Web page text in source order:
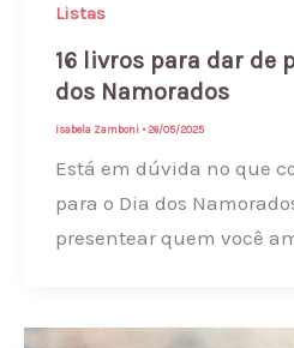
Listas
16 livros para dar de
dos Namorados
Isabela Zamboni •26/05/2025
Está em dúvida no que
para o Dia dos
presentear quem você